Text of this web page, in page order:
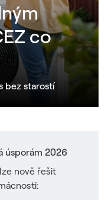
co
bez starostí
úsporám 2026
nově řešit